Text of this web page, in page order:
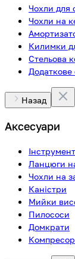
Чохли для
Чохли на
Килимки
Стельова
Додаткове
Назад
Аксесуари
Ланцюги
Чохли на
Каністри
Мийки
Пилососи
Домкрати